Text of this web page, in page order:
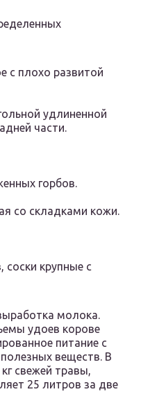
с плохо развитой
удлиненной
части.
горбов.
со складками кожи.
крупные с
молока.
удоев корове
питание с
веществ. В
свежей травы,
25 литров за две